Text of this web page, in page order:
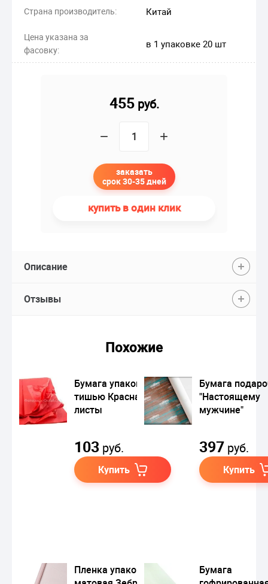
Страна производитель: Китай
Цена указана за
фасовку:
в 1 упаковке 20 шт
455руб.
− +
заказать
срок 30-35 дней
купить в один клик
Описание
Отзывы
Похожие
Бумага упаковочная
тишью Красная /
листы
103 руб.
Купить
Бумага
"Настоящему
мужчине"
397 руб.
Купить
Пленка упаковочная
Бумага